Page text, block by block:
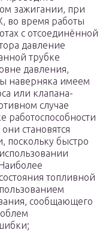
зажигании, при
во время работы
с отсоединённой
давление
трубке
давления,
наверняка имеем
или клапана-
случае
работоспособности
становятся
поскольку быстро
топливной
сообщающего